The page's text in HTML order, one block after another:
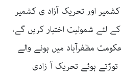
اور تحریک آزاد ی کشمیر
لئے شمولیت اختیار کریں گے،
مظفرآباد میں ہونے والے
توڑتے ہوئے تحریک آ زادی